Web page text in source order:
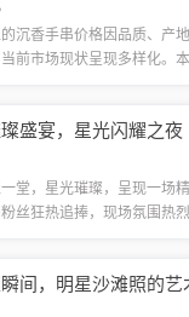
沉香手串价格因品质、产
前市场现状呈现多样化。
中也存在品质参差不齐的现
盛宴，星光闪耀之夜
堂，星光璀璨，呈现一场
丝狂热追捧，现场氛围热
观众们的期待也越来越高，
间，明星沙滩照的艺